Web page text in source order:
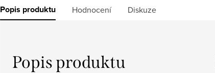
Popis produktu Hodnocení Diskuze
Popis produktu